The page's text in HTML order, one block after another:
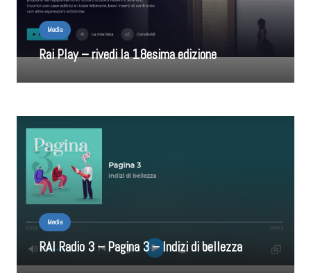
Media
Rai Play – rivedi la 18esima edizione
Media
RAI Radio 3 – Pagina 3 – Indizi di bellezza